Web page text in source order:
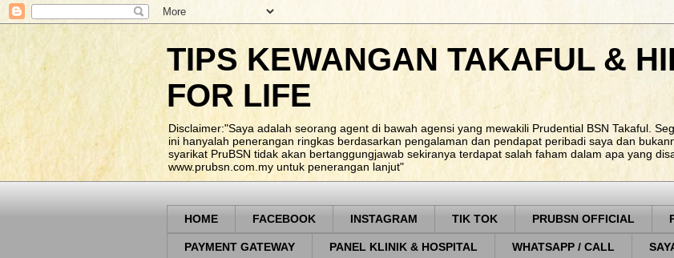
TIPS KEWANGAN TAKAFUL &
FOR LIFE
Disclaimer:"Saya adalah seorang agent di bawah agensi yang mewakili Prudential BSN Takaful.
ini hanyalah penerangan ringkas berdasarkan pengalaman dan pendapat peribadi saya dan
syarikat PruBSN tidak akan bertanggungjawab sekiranya terdapat salah faham dalam apa yang
www.prubsn.com.my untuk penerangan lanjut"
HOME FACEBOOK INSTAGRAM TIK TOK PRUBSN OFFICIAL
PAYMENT GATEWAY PANEL KLINIK & HOSPITAL WHATSAPP / CALL